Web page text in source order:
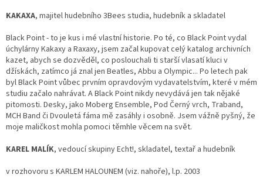
KAKAXA, majitel hudebního 3Bees studia, hudebník a skladatel
Black Point - to je kus i mé vlastní historie. Po té, co Black Point vydal
úchylárny Kakaxy a Raxaxy, jsem začal kupovat celý katalog archivních
kazet, abych se dozvěděl, co poslouchali ti starší vlasatí kluci v
džískách, zatímco já znal jen Beatles, Abbu a Olympic... Po letech pak
byl Black Point vůbec prvním opravdovým vydavatelstvím, které v mém
studiu začalo nahrávat. A Black Point nikdy nevydává jen tak nějaké
pitomosti. Desky, jako Moberg Ensemble, Pod Černý vrch, Traband,
MCH Band či Dvouletá fáma mě zasáhly i osobně. Jsem vážně pyšný, že
moje maličkost mohla pomoci těmhle věcem na svět.
KAREL MALÍK, vedoucí skupiny Echt!, skladatel, textař a hudebník
v rozhovoru s KARLEM HALOUNEM (viz. nahoře), l.p. 2003